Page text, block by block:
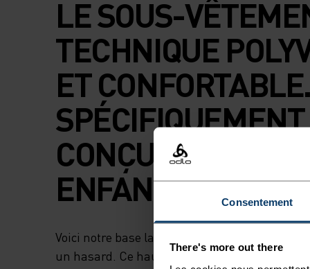
Consentement
There's more out there
LE SOUS-
TECHNIQUE
ET CONFORTABLE.
SPÉCIFIQUEMENT
CONÇU POUR LES
ENFANTS.
Voici notre base layer enfant le plus populaire,
un hasard. Ce haut semi-zippé est le parfait